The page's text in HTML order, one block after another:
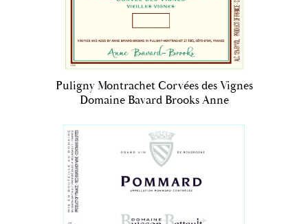
Puligny Montrachet Corvées des Vignes
Domaine Bavard Brooks Anne